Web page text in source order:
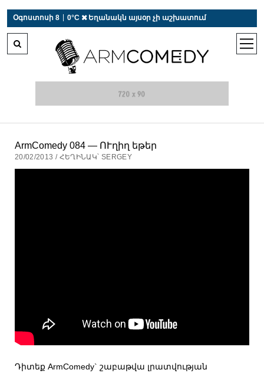
Օգոստոսի 8 0°C  Եղանակն այսօր չի աշխատում
open
ArmComedy 084 — ՈՒղիղ եթեր
20/02/2013 / ՀԵՂԻՆԱԿ՝ SERGEY
Դիտեք ArmComedy` շաբաթվա լրատվության